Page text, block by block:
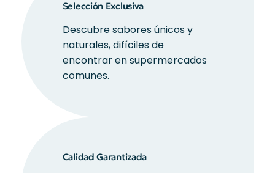
Selección Exclusiva
Descubre sabores únicos y
naturales, difíciles de
encontrar en supermercados
comunes.
Calidad Garantizada